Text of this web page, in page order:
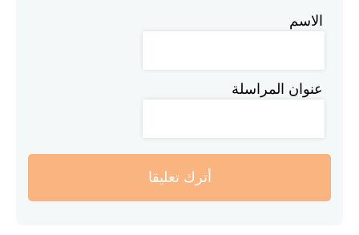
الاسم
عنوان المراسلة
أترك تعليقا